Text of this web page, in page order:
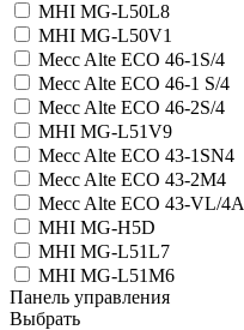
MHI MG-L50L8
MHI MG-L50V1
Mecc Alte ECO 46-1S/4
Mecc Alte ECO 46-1 S/4
Mecc Alte ECO 46-2S/4
MHI MG-L51V9
Mecc Alte ECO 43-1SN4
Mecc Alte ECO 43-2M4
Mecc Alte ECO 43-VL/4A
MHI MG-H5D
MHI MG-L51L7
MHI MG-L51M6
Панель управления
Выбрать